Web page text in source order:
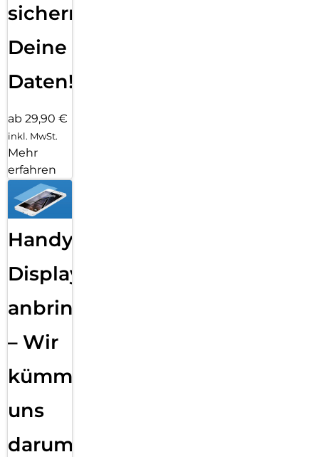
sichern
Deine
Daten!
ab 29,90 €
inkl. MwSt.
Mehr
erfahren
Handy
Displayfolie
anbringen
– Wir
kümmern
uns
darum!